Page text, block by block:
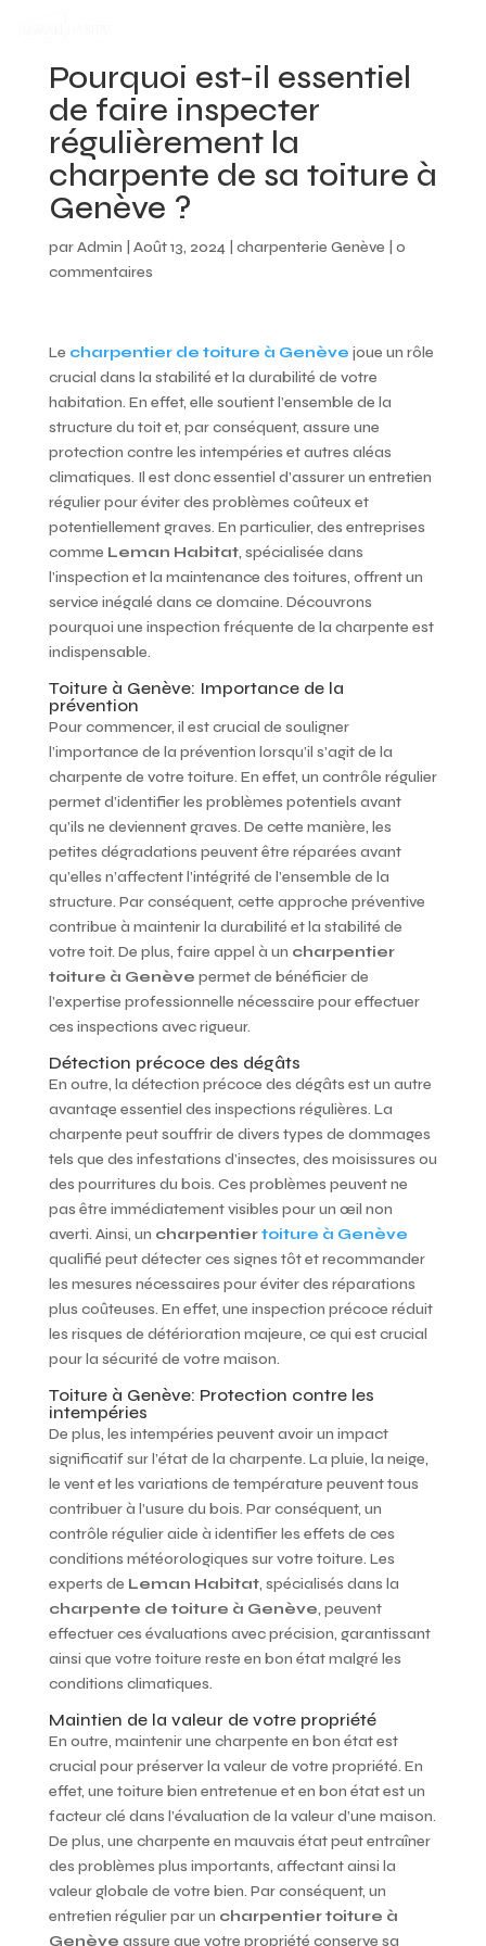
Pourquoi est-il essentiel
de faire inspecter
régulièrement la
charpente de sa toiture à
Genève ?
parAdmin Août 13, 2024| charpenterie Genève
0
commentaires
Le charpentier de toiture à Genève joue un rôle
crucial dans la stabilité et la durabilité de votre
habitation. En effet, elle soutient l’ensemble de la
structure du toit et, par conséquent, assure une
protection contre les intempéries et autres aléas
climatiques. Il est donc essentiel d’assurer un entretien
régulier pour éviter des problèmes coûteux et
potentiellement graves. En particulier, des entreprises
comme Leman Habitat, spécialisée dans
l’inspection et la maintenance des toitures, offrent un
service inégalé dans ce domaine. Découvrons
pourquoi une inspection fréquente de la charpente est
indispensable.
Toiture à Genève: Importance de la
prévention
Pour commencer, il est crucial de souligner
l’importance de la prévention lorsqu’il s’agit de la
charpente de votre toiture. En effet, un contrôle régulier
permet d’identifier les problèmes potentiels avant
qu’ils ne deviennent graves. De cette manière, les
petites dégradations peuvent être réparées avant
qu’elles n’affectent l’intégrité de l’ensemble de la
structure. Par conséquent, cette approche préventive
contribue à maintenir la durabilité et la stabilité de
votre toit. De plus, faire appel à un charpentier
toiture à Genève permet de bénéficier de
l’expertise professionnelle nécessaire pour effectuer
ces inspections avec rigueur.
Détection précoce des dégâts
En outre, la détection précoce des dégâts est un autre
avantage essentiel des inspections régulières. La
charpente peut souffrir de divers types de dommages
tels que des infestations d’insectes, des moisissures ou
des pourritures du bois. Ces problèmes peuvent ne
pas être immédiatement visibles pour un œil non
averti. Ainsi, un charpentiertoiture à Genève
qualifié peut détecter ces signes tôt et recommander
les mesures nécessaires pour éviter des réparations
plus coûteuses. En effet, une inspection précoce réduit
les risques de détérioration majeure, ce qui est crucial
pour la sécurité de votre maison.
Toiture à Genève: Protection contre les
intempéries
De plus, les intempéries peuvent avoir un impact
significatif sur l’état de la charpente. La pluie, la neige,
le vent et les variations de température peuvent tous
contribuer à l’usure du bois. Par conséquent, un
contrôle régulier aide à identifier les effets de ces
conditions météorologiques sur votre toiture. Les
experts de Leman Habitat, spécialisés dans la
charpente de toiture à Genève, peuvent
effectuer ces évaluations avec précision, garantissant
ainsi que votre toiture reste en bon état malgré les
conditions climatiques.
Maintien de la valeur de votre propriété
En outre, maintenir une charpente en bon état est
crucial pour préserver la valeur de votre propriété. En
effet, une toiture bien entretenue et en bon état est un
facteur clé dans l’évaluation de la valeur d’une maison.
De plus, une charpente en mauvais état peut entraîner
des problèmes plus importants, affectant ainsi la
valeur globale de votre bien. Par conséquent, un
entretien régulier par un charpentier toiture à
Genève assure que votre propriété conserve sa